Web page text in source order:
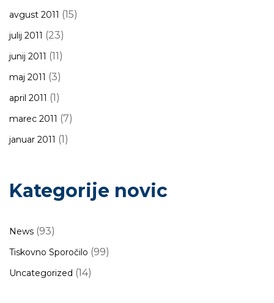
avgust 2011 (15)
julij 2011 (23)
junij 2011 (11)
maj 2011 (3)
april 2011 (1)
marec 2011 (7)
januar 2011 (1)
Kategorije novic
News (93)
Tiskovno Sporočilo (99)
Uncategorized (14)